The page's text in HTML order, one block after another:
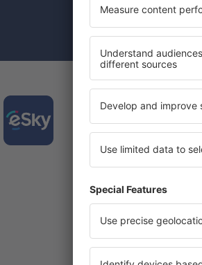
Door het vakje aan te
Download
gemakkelijk